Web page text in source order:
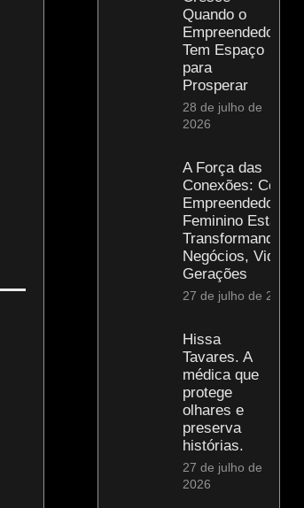
Quando o
Empreendedor
Tem Espaço
para
Prosperar
28 de julho de
2026
A Força das
Conexões: Como o
Empreendedorismo
Feminino Está
Transformando
Negócios, Vidas e
Gerações
27 de julho de 2026
Hissa
Tavares. A
médica que
protege
olhares e
preserva
histórias.
27 de julho de
2026